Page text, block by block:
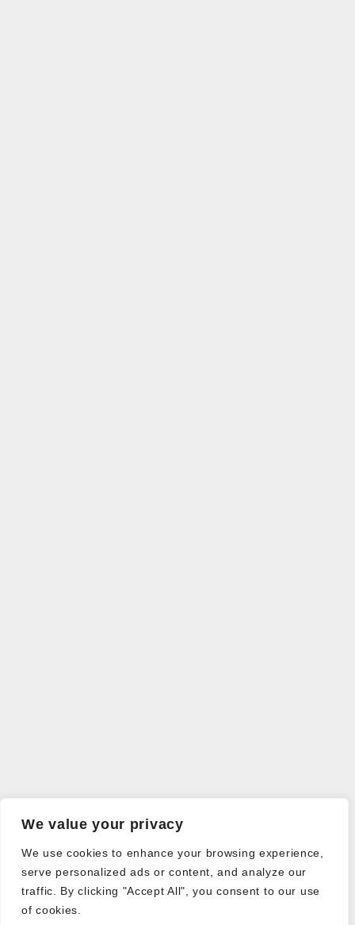
We value your privacy
We use cookies to enhance your browsing experience,
serve personalized ads or content, and analyze our
traffic. By clicking "Accept All", you consent to our use
of cookies.